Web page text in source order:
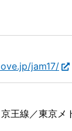
jam17/
王線／東京メ